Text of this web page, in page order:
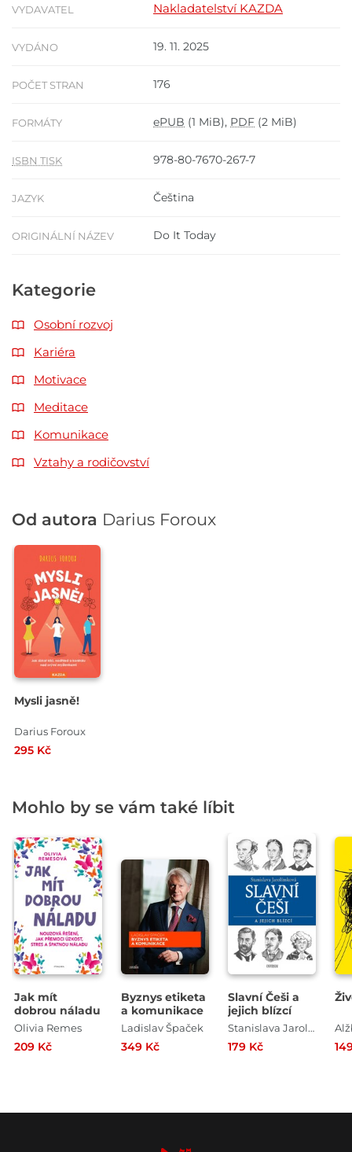
VYDAVATEL Nakladatelství KAZDA
VYDÁNO 19. 11. 2025
POČET STRAN 176
FORMÁTY ePUB (1 MiB), PDF (2 MiB)
ISBN TISK 978-80-7670-267-7
JAZYK Čeština
ORIGINÁLNÍ NÁZEV Do It Today
Kategorie
Osobní rozvoj
Kariéra
Motivace
Meditace
Komunikace
Vztahy a rodičovství
Od autora Darius Foroux
Mysli jasně!
Darius Foroux
295 Kč
Mohlo by se vám také líbit
Jak mít
dobrou náladu
Olivia Remes
209 Kč
Byznys etiketa
a komunikace
Ladislav Špaček
349 Kč
Slavní Češi a
jejich blízcí
Stanislava Jarolímková
179 Kč